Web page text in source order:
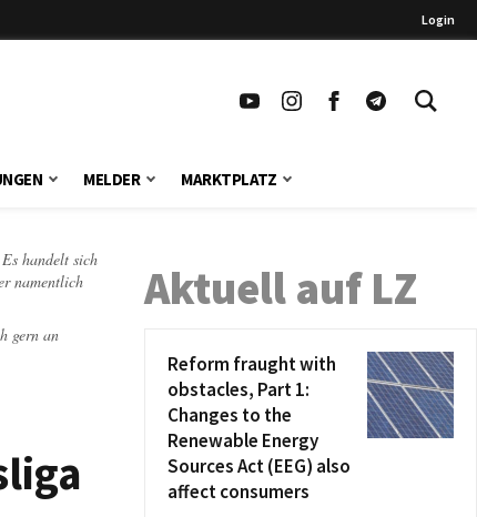
Login
MELDER MARKTPLATZ
handelt sich
namentlich
gern an
Aktuell auf LZ
Reform fraught with
obstacles, Part 1:
Changes to the
Renewable Energy
Sources Act (EEG) also
affect consumers